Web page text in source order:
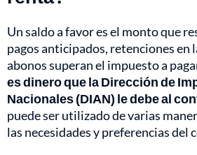
Un saldo a favor es el monto que
pagos anticipados, retenciones en
abonos superan el impuesto a
es dinero que la Dirección de
Nacionales (DIAN) le debe al
puede ser utilizado de varias
las necesidades y preferencias del